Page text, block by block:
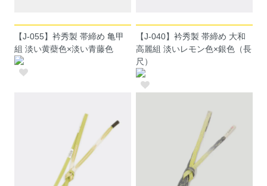
【J-055】衿秀製 帯締め 亀甲
組 淡い黄蘗色×淡い青藤色
【J-040】衿秀製 帯締め 大和
高麗組 淡いレモン色×銀色（長
尺）